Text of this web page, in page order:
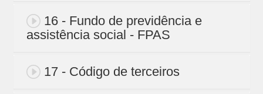
16 - Fundo de previdência e
assistência social - FPAS
17 - Código de terceiros